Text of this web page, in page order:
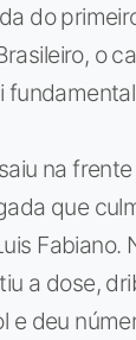
do
o
na
que
Fabiano.
a dose,
e deu